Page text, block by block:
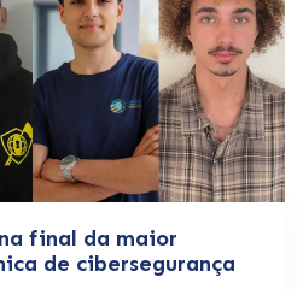
final da maior
de cibersegurança